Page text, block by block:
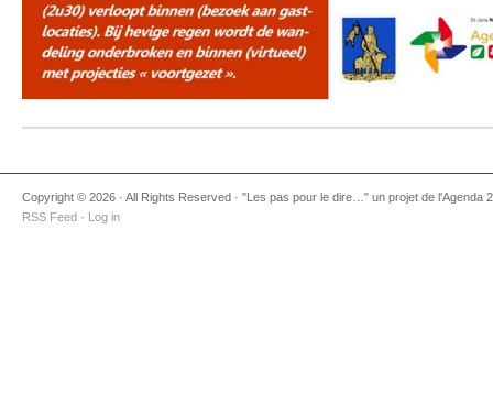
Copyright © 2026 · All Rights Reserved · "Les pas pour le dire…" un projet de l'Agenda
RSS Feed · Log in